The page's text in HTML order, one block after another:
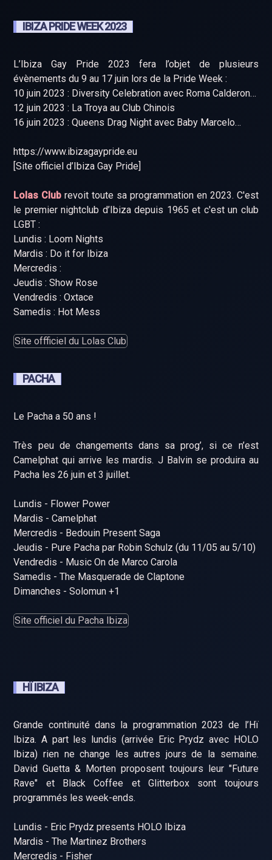
IBIZA PRIDE WEEK 2023
L’Ibiza Gay Pride 2023 fera l’objet de plusieurs
évènements du 9 au 17 juin lors de la Pride Week :
10 juin 2023 : Diversity Celebration avec Roma Calderon…
12 juin 2023 : La Troya au Club Chinois
16 juin 2023 : Queens Drag Night avec Baby Marcelo…
https://www.ibizagaypride.eu
[Site officiel d’Ibiza Gay Pride]
Lolas Club revoit toute sa programmation en 2023. C'est
le premier nightclub d’Ibiza depuis 1965 et c'est un club
LGBT :
Lundis : Loom Nights
Mardis : Do it for Ibiza
Mercredis :
Jeudis : Show Rose
Vendredis : Oxtace
Samedis : Hot Mess
Site offficiel du Lolas Club
PACHA
Le Pacha a 50 ans !
Très peu de changements dans sa prog’, si ce n’est
Camelphat qui arrive les mardis. J Balvin se produira au
Pacha les 26 juin et 3 juillet.
Lundis - Flower Power
Mardis - Camelphat
Mercredis - Bedouin Present Saga
Jeudis - Pure Pacha par Robin Schulz (du 11/05 au 5/10)
Vendredis - Music On de Marco Carola
Samedis - The Masquerade de Claptone
Dimanches - Solomun +1
Site officiel du Pacha Ibiza
HÏ IBIZA
Grande continuité dans la programmation 2023 de l’Hï
Ibiza. A part les lundis (arrivée Eric Prydz avec HOLO
Ibiza) rien ne change les autres jours de la semaine.
David Guetta & Morten proposent toujours leur "Future
Rave" et Black Coffee et Glitterbox sont toujours
programmés les week-ends.
Lundis - Eric Prydz presents HOLO Ibiza
Mardis - The Martinez Brothers
Mercredis - Fisher